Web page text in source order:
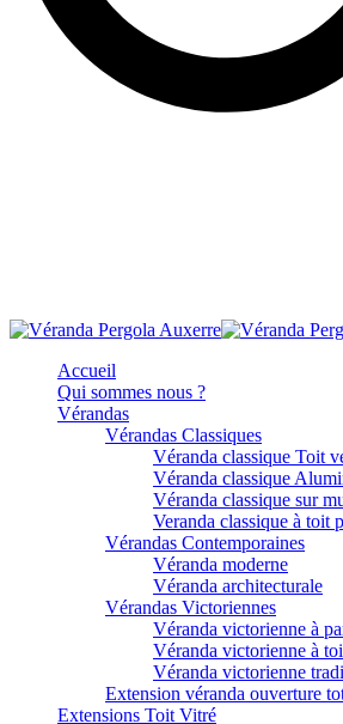
Accueil
Qui sommes nous ?
Vérandas
Vérandas Classiques
Véranda classique Toit
Véranda classique
Véranda classique sur
Veranda classique à toit
Vérandas Contemporaines
Véranda moderne
Véranda architecturale
Vérandas Victoriennes
Véranda victorienne à
Véranda victorienne à
Véranda victorienne
Extension véranda ouverture
Extensions Toit Vitré